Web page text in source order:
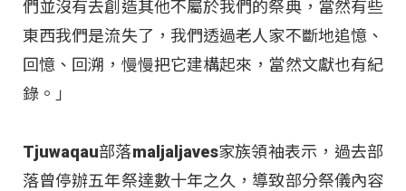
們並沒有去創造其他不屬於我們的祭典，當然有些
東西我們是流失了，我們透過老人家不斷地追憶、
回憶、回溯，慢慢把它建構起來，當然文獻也有紀
錄。」
Tjuwaqau部落maljaljaves家族領袖表示，過去部
落曾停辦五年祭達數十年之久，導致部分祭儀內容